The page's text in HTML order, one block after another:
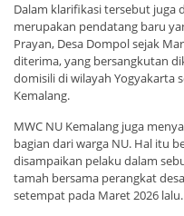
Dalam klarifikasi tersebut juga
merupakan pendatang baru
Prayan, Desa Dompol sejak
diterima, yang bersangkutan
domisili di wilayah Yogyakarta
Kemalang.
MWC NU Kemalang juga
bagian dari warga NU. Hal itu
disampaikan pelaku dalam
tamah bersama perangkat
setempat pada Maret 2026 lalu.